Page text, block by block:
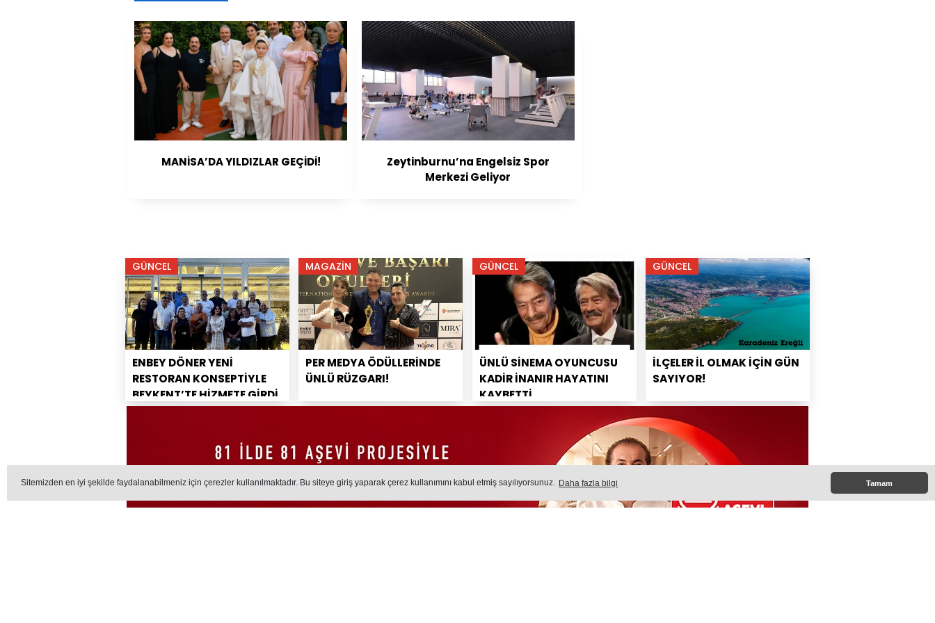
Sitemizden en iyi şekilde faydalanabilmeniz için çerezler kullanılmaktadır. Bu siteye giriş yaparak çerez kullanımını kabul etmiş sayılıyorsunuz. Daha fazla bilgi Tamam
MANİSA’DA YILDIZLAR GEÇİDİ!
Zeytinburnu’na Engelsiz Spor
Merkezi Geliyor
GÜNCEL
ENBEY DÖNER YENİ
RESTORAN KONSEPTİYLE
BEYKENT’TE HİZMETE GİRDİ
MAGAZİN
PER MEDYA ÖDÜLLERİNDE
ÜNLÜ RÜZGARI!
GÜNCEL
ÜNLÜ SİNEMA OYUNCUSU
KADİR İNANIR HAYATINI
KAYBETTİ
GÜNCEL
İLÇELER İL OLMAK İÇİN GÜN
SAYIYOR!